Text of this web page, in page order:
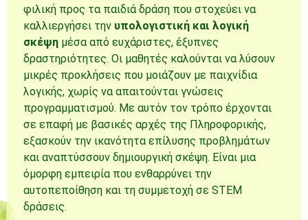
φιλική προς τα παιδιά δράση που στοχεύει να
καλλιεργήσει την υπολογιστική και λογική
σκέψη μέσα από ευχάριστες, έξυπνες
δραστηριότητες. Οι μαθητές καλούνται να λύσουν
μικρές προκλήσεις που μοιάζουν με παιχνίδια
λογικής, χωρίς να απαιτούνται γνώσεις
προγραμματισμού. Με αυτόν τον τρόπο έρχονται
σε επαφή με βασικές αρχές της Πληροφορικής,
εξασκούν την ικανότητα επίλυσης προβλημάτων
και αναπτύσσουν δημιουργική σκέψη. Είναι μια
όμορφη εμπειρία που ενθαρρύνει την
αυτοπεποίθηση και τη συμμετοχή σε STEM
δράσεις.